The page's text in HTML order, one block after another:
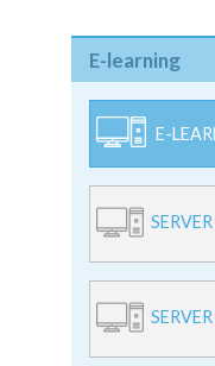
E-learning
E-